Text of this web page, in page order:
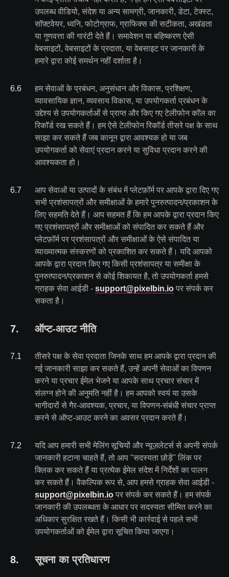
उपलब्ध वीडियो, संदेश या अन्य सामग्री, जानकारी, डेटा, टेक्स्ट,
सॉफ़्टवेयर, ध्वनि, फोटोग्राफ, ग्राफिक्स की सटीकता, अखंडता
या गुणवत्ता की गारंटी देते हैं। समावेशन या बहिष्करण ऐसी
वेबसाइटों, वेबसाइटों के प्रदाता, या वेबसाइट पर जानकारी के
हमारे द्वारा कोई समर्थन नहीं दर्शाता है।
6.6
हम सेवाओं के प्रबंधन, अनुसंधान और विकास, प्रशिक्षण,
व्यावसायिक ज्ञान, व्यवसाय विकास, या उपयोगकर्ता प्रबंधन के
उद्देश्य से उपयोगकर्ताओं से प्राप्त और किए गए टेलीफोन कॉल का
रिकॉर्ड रख सकते हैं। हम ऐसे टेलीफोन रिकॉर्ड तीसरे पक्ष के साथ
साझा कर सकते हैं जब कानून द्वारा आवश्यक हो या जब
उपयोगकर्ता को सेवाएं प्रदान करने या सुविधा प्रदान करने की
आवश्यकता हो।
6.7
आप सेवाओं या उत्पादों के संबंध में प्लेटफ़ॉर्म पर आपके द्वारा दिए गए
सभी प्रशंसापत्रों और समीक्षाओं के हमारे पुनरुत्पादन/प्रकाशन के
लिए सहमति देते हैं। आप सहमत हैं कि हम आपके द्वारा प्रदान किए
गए प्रशंसापत्रों और समीक्षाओं को संपादित कर सकते हैं और
प्लेटफ़ॉर्म पर प्रशंसापत्रों और समीक्षाओं के ऐसे संपादित या
व्याख्यात्मक संस्करणों को प्रकाशित कर सकते हैं। यदि आपको
आपके द्वारा प्रदान किए गए किसी प्रशंसापत्र या समीक्षा के
पुनरुत्पादन/प्रकाशन से कोई शिकायत है, तो उपयोगकर्ता हमसे
ग्राहक सेवा आईडी - support@pixelbin.io पर संपर्क कर
सकता है।
7. ऑप्ट-आउट नीति
7.1
तीसरे पक्ष के सेवा प्रदाता जिनके साथ हम आपके द्वारा प्रदान की
गई जानकारी साझा कर सकते हैं, उन्हें अपनी सेवाओं का विपणन
करने या प्रचार ईमेल भेजने या आपके साथ प्रचार संचार में
संलग्न होने की अनुमति नहीं है। हम आपको स्वयं या उसके
भागीदारों से गैर-आवश्यक, प्रचार, या विपणन-संबंधी संचार प्राप्त
करने से ऑप्ट-आउट करने का अवसर प्रदान करते हैं।
7.2
यदि आप हमारी सभी मेलिंग सूचियों और न्यूज़लेटर्स से अपनी संपर्क
जानकारी हटाना चाहते हैं, तो आप "सदस्यता छोड़ें" लिंक पर
क्लिक कर सकते हैं या प्रत्येक ईमेल संदेश में निर्देशों का पालन
कर सकते हैं। वैकल्पिक रूप से, आप हमसे ग्राहक सेवा आईडी -
support@pixelbin.io पर संपर्क कर सकते हैं। हम संपर्क
जानकारी की उपलब्धता के आधार पर सदस्यता सीमित करने का
अधिकार सुरक्षित रखते हैं। किसी भी कार्रवाई से पहले सभी
उपयोगकर्ताओं को ईमेल द्वारा सूचित किया जाएगा।
8. सूचना का प्रतिधारण